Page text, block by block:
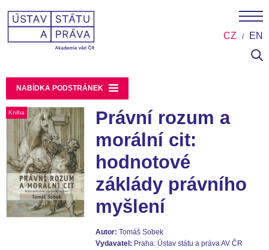
CZ EN
NABÍDKA PODSTRÁNEK
Kniha
Právní rozum a
morální cit:
hodnotové
záklády právního
myšlení
Autor: Tomáš Sobek
Vydavatel: Praha: Ústav státu a práva AV ČR